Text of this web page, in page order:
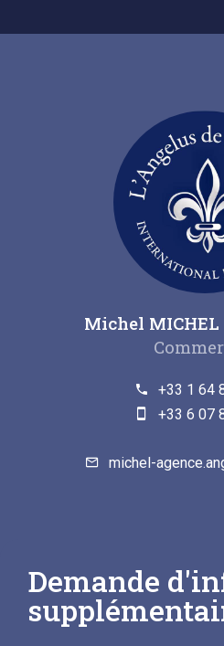
Michel MICHEL
+33 1 64
+33 6 07
michel-
Demande